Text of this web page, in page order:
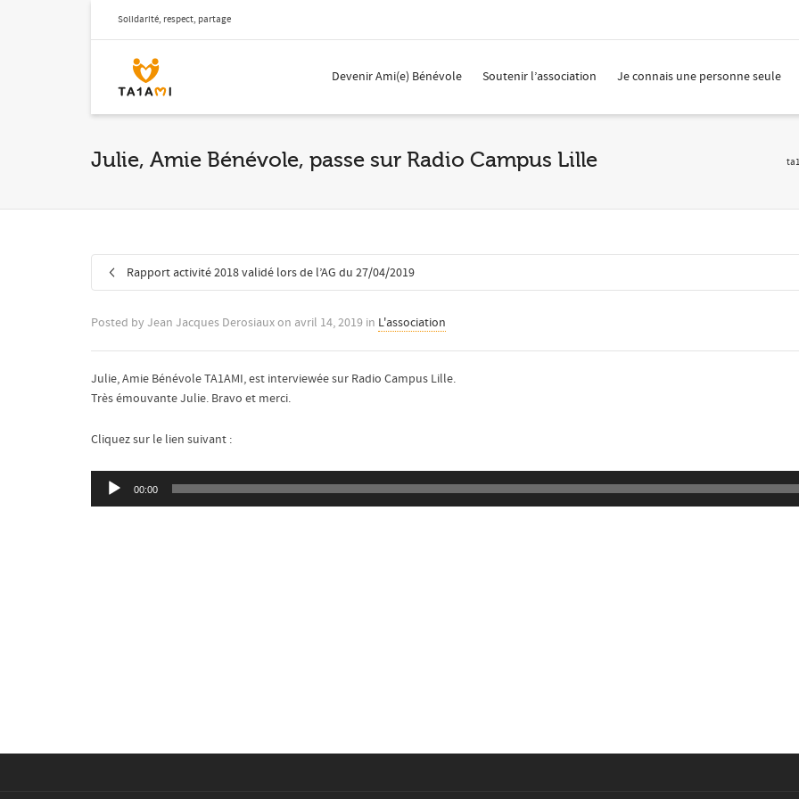
Solidarité, respect, partage
Devenir Ami(e) Bénévole Soutenir l’association Je connais une personne seule
Julie, Amie Bénévole, passe sur Radio Campus Lille
Rapport activité 2018 validé lors de l’AG du 27/04/2019
Posted by Jean Jacques Derosiauxon avril 14, 2019 in L'association
Julie, Amie Bénévole TA1AMI, est interviewée sur Radio Campus Lille.
Très émouvante Julie. Bravo et merci.
Cliquez sur le lien suivant :
Lecteur
audio
00:00